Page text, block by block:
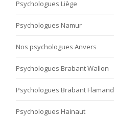
Psychologues Liège
Psychologues Namur
Nos psychologues Anvers
Psychologues Brabant Wallon
Psychologues Brabant Flamand
Psychologues Hainaut